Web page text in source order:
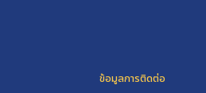
ข้อมูลการติดต่อ